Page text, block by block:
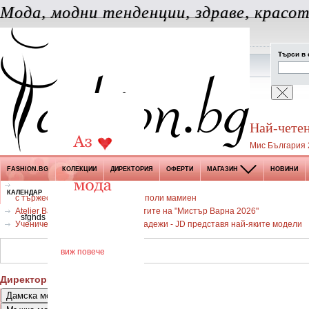
Мода, модни тенденции, здраве,
Търси в
FASHION.BG КОЛЕКЦИИ ДИРЕКТОРИЯ ОФЕРТИ МАГАЗИН НОВИНИ
КАЛЕНДАР
Най-
Мис България
с тържествен концерт и ревю на поли мамиен
Atelier Banderol облече финалистите на "Мистър Варна 2026"
Ученически раници за деца и младежи - JD представя най-яките модели
Директория
Дамска мода
sfghds
виж повече